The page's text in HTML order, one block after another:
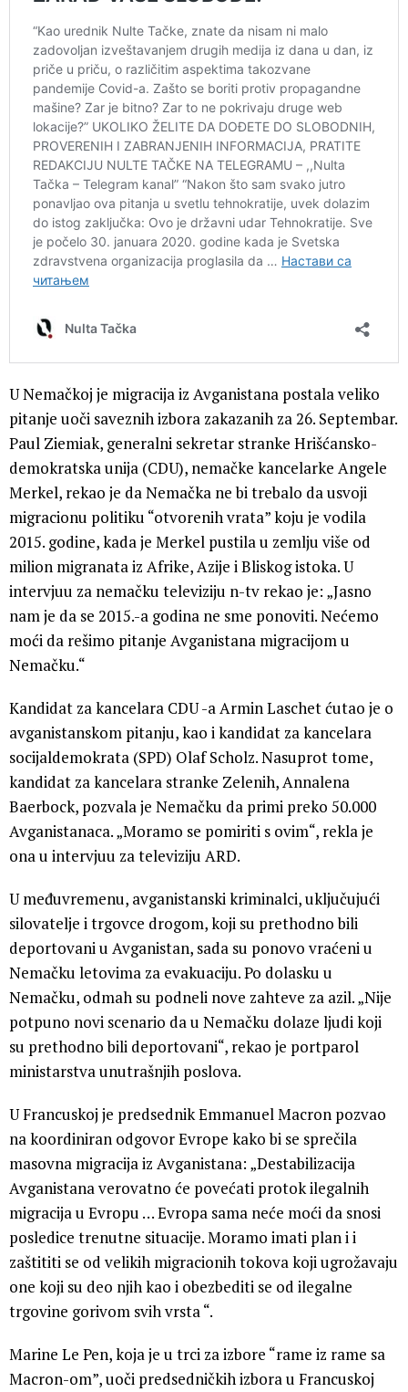
U Nemačkoj je migracija iz Avganistana postala veliko
pitanje uoči saveznih izbora zakazanih za 26. Septembar.
Paul Ziemiak, generalni sekretar stranke Hrišćansko-
demokratska unija (CDU), nemačke kancelarke Angele
Merkel, rekao je da Nemačka ne bi trebalo da usvoji
migracionu politiku “otvorenih vrata” koju je vodila
2015. godine, kada je Merkel pustila u zemlju više od
milion migranata iz Afrike, Azije i Bliskog istoka. U
intervjuu za nemačku televiziju n-tv rekao je: „Jasno
nam je da se 2015.-a godina ne sme ponoviti. Nećemo
moći da rešimo pitanje Avganistana migracijom u
Nemačku.“
Kandidat za kancelara CDU -a Armin Laschet ćutao je o
avganistanskom pitanju, kao i kandidat za kancelara
socijaldemokrata (SPD) Olaf Scholz. Nasuprot tome,
kandidat za kancelara stranke Zelenih, Annalena
Baerbock, pozvala je Nemačku da primi preko 50.000
Avganistanaca. „Moramo se pomiriti s ovim“, rekla je
ona u intervjuu za televiziju ARD.
U međuvremenu, avganistanski kriminalci, uključujući
silovatelje i trgovce drogom, koji su prethodno bili
deportovani u Avganistan, sada su ponovo vraćeni u
Nemačku letovima za evakuaciju. Po dolasku u
Nemačku, odmah su podneli nove zahteve za azil. „Nije
potpuno novi scenario da u Nemačku dolaze ljudi koji
su prethodno bili deportovani“, rekao je portparol
ministarstva unutrašnjih poslova.
U Francuskoj je predsednik Emmanuel Macron pozvao
na koordiniran odgovor Evrope kako bi se sprečila
masovna migracija iz Avganistana: „Destabilizacija
Avganistana verovatno će povećati protok ilegalnih
migracija u Evropu … Evropa sama neće moći da snosi
posledice trenutne situacije. Moramo imati plan i i
zaštititi se od velikih migracionih tokova koji ugrožavaju
one koji su deo njih kao i obezbediti se od ilegalne
trgovine gorivom svih vrsta “.
Marine Le Pen, koja je u trci za izbore “rame iz rame sa
Macron-om”, uoči predsedničkih izbora u Francuskoj